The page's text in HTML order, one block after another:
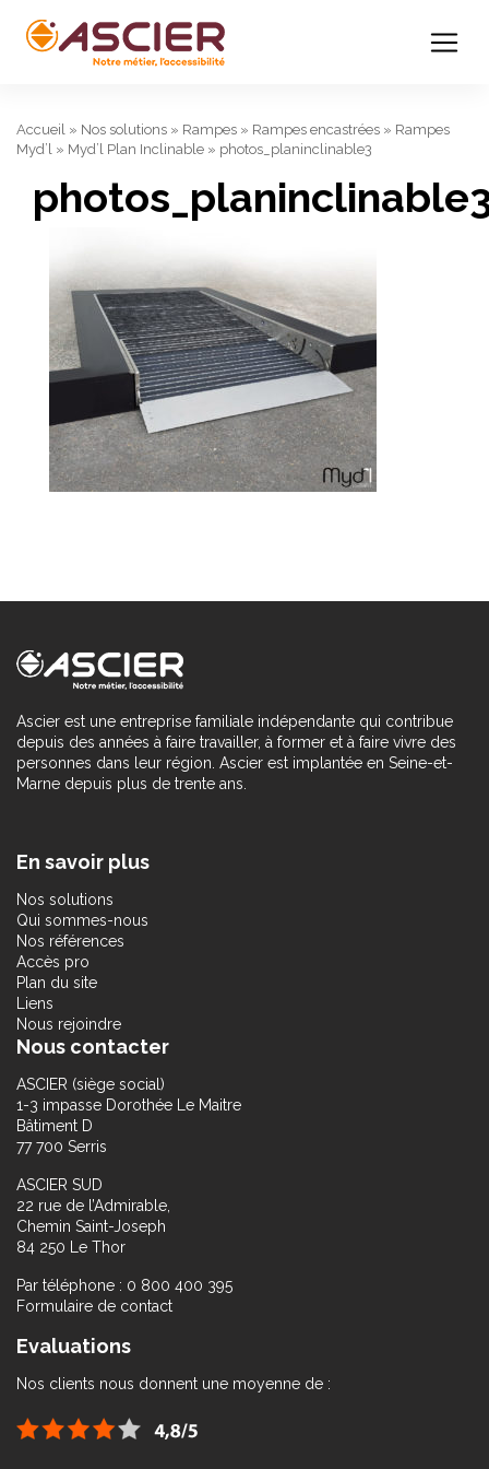
Accueil » Nos solutions » Rampes » Rampes encastrées » Rampes
Myd’l » Myd’l Plan Inclinable » photos_planinclinable3
Ascier est une entreprise familiale indépendante qui contribue
depuis des années à faire travailler, à former et à faire vivre des
personnes dans leur région. Ascier est implantée en Seine-et-
Marne depuis plus de trente ans.
En savoir plus
Nos solutions
Qui sommes-nous
Nos références
Accès pro
Plan du site
Liens
Nous rejoindre
Nous contacter
ASCIER (siège social)
1-3 impasse Dorothée Le Maitre
Bâtiment D
77 700 Serris
ASCIER SUD
22 rue de l’Admirable,
Chemin Saint-Joseph
84 250 Le Thor
Par téléphone : 0 800 400 395
Formulaire de contact
Evaluations
Nos clients nous donnent une moyenne de :